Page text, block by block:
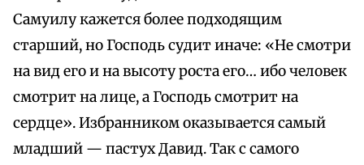
Самуилу кажется более подходящим
старший, но Господь судит иначе: «Не смотри
на вид его и на высоту роста его… ибо человек
смотрит на лице, а Господь смотрит на
сердце». Избранником оказывается самый
младший — пастух Давид. Так с самого